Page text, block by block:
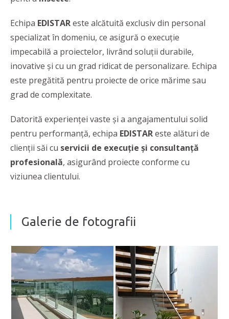
Echipa EDISTAReste alcătuită exclusiv din personal
specializat în domeniu, ce asigură o execuţie
impecabilă a proiectelor, livrând soluţii durabile,
inovative şi cu un grad ridicat de personalizare. Echipa
este pregătită pentru proiecte de orice mărime sau
grad de complexitate.
Datorită experienţei vaste şi a angajamentului solid
pentru performanţă, echipa EDISTAReste alături de
clienţii săi cu servicii de execuţie şi consultanţă
profesională, asigurând proiecte conforme cu
viziunea clientului.
Galerie de fotografii